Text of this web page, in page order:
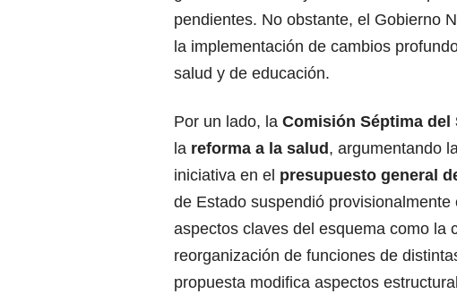
pendientes. No obstante, el Gobierno
la implementación de cambios
salud y de educación.
Por un lado, la Comisión Séptima del
la reforma a la salud , argumentando
iniciativa en el presupuesto general
de Estado suspendió provisionalmente
aspectos claves del esquema como la
reorganización de funciones de
propuesta modifica aspectos